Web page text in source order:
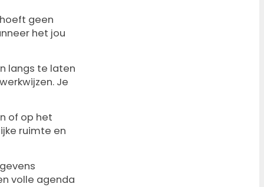
geen
het jou
langs te laten
Je
of op het
ruimte en
volle agenda